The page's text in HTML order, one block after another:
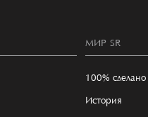
МИР SR
100%
История